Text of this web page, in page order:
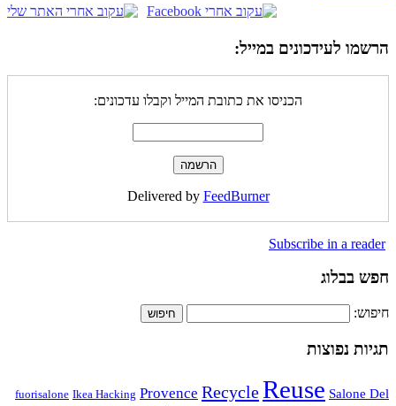
הרשמו לעידכונים במייל:
הכניסו את כתובת המייל וקבלו עדכונים:
Delivered byFeedBurner
Subscribe in a reader
חפש בבלוג
חיפוש:
תגיות נפוצות
fuorisalone Ikea Hacking Provence RecycleReuse Salone Del